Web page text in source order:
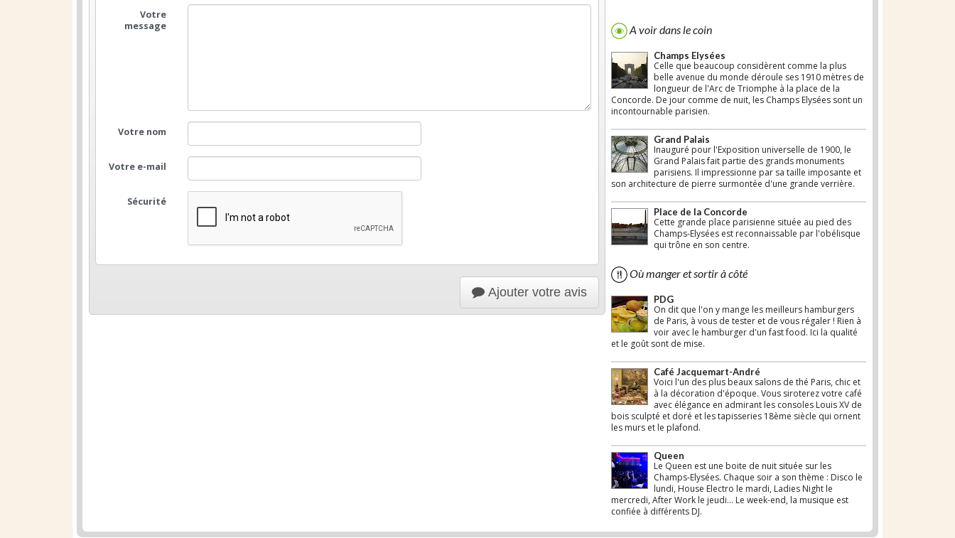
Votre
message
Votre nom
Votre e-mail
Sécurité
Ajouter votre avis
A voir dans le coin
Champs Elysées
Celle que beaucoup considèrent comme la plus
belle avenue du monde déroule ses 1910 mètres de
longueur de l'Arc de Triomphe à la place de la
Concorde. De jour comme de nuit, les Champs Elysées sont un
incontournable parisien.
Grand Palais
Inauguré pour l'Exposition universelle de 1900, le
Grand Palais fait partie des grands monuments
parisiens. Il impressionne par sa taille imposante et
son architecture de pierre surmontée d'une grande verrière.
Place de la Concorde
Cette grande place parisienne située au pied des
Champs-Elysées est reconnaissable par l'obélisque
qui trône en son centre.
Où manger et sortir à côté
PDG
On dit que l'on y mange les meilleurs hamburgers
de Paris, à vous de tester et de vous régaler ! Rien à
voir avec le hamburger d'un fast food. Ici la qualité
et le goût sont de mise.
Café Jacquemart-André
Voici l'un des plus beaux salons de thé Paris, chic et
à la décoration d'époque. Vous siroterez votre café
avec élégance en admirant les consoles Louis XV de
bois sculpté et doré et les tapisseries 18ème siècle qui ornent
les murs et le plafond.
Queen
Le Queen est une boite de nuit située sur les
Champs-Elysées. Chaque soir a son thème : Disco le
lundi, House Electro le mardi, Ladies Night le
mercredi, After Work le jeudi... Le week-end, la musique est
confiée à différents DJ.